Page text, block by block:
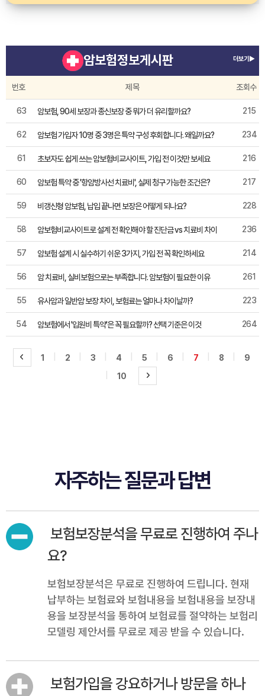
암보험정보게시판 더보기▶
번호 제목 조회수
63 암보험, 90세 보장과 종신보장 중 뭐가 더 유리할까요? 215
62 암보험 가입자 10명 중 3명은 특약 구성 후회합니다. 왜일까요? 234
61 초보자도 쉽게 쓰는 암보험비교사이트, 가입 전 이것만 보세요 216
60 암보험 특약 중 '항암방사선 치료비', 실제 청구 가능한 조건은? 217
59 비갱신형 암보험, 납입 끝나면 보장은 어떻게 되나요? 228
58 암보험비교사이트로 설계 전 확인해야 할 진단금 vs 치료비 차이 236
57 암보험 설계 시 실수하기 쉬운 3가지, 가입 전 꼭 확인하세요 214
56 암 치료비, 실비보험으로는 부족합니다. 암보험이 필요한 이유 261
55 유사암과 일반암 보장 차이, 보험료는 얼마나 차이날까? 223
54 암보험에서 '입원비 특약'은 꼭 필요할까? 선택 기준은 이것 264
1 2 3 4 5 6 7 8
9
10
자주하는 질문과 답변
보험보장분석을 무료로 진행하여 주나
요?
보험보장분석은 무료로 진행하여 드립니다. 현재
납부하는 보험료와 보험내용을 보험내용을 보장내
용을 보장분석을 통하여 보험료를 절약하는 보험리
모델링 제안서를 무료로 제공 받을 수 있습니다.
보험가입을 강요하거나 방문을 하나